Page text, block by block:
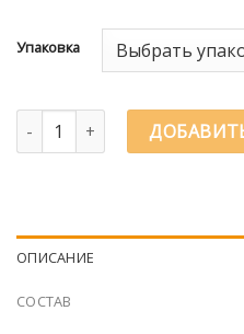
–
Упаковка
Количество товара
ОПИСАНИЕ
СОСТАВ